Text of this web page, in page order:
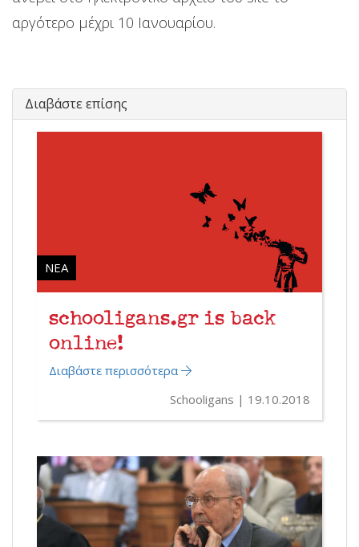
αργότερο μέχρι 10 Ιανουαρίου.
Διαβάστε επίσης
ΝΈΑ
schooligans.gr is back
online!
Διαβάστε περισσότερα
Schooligans
19.10.2018